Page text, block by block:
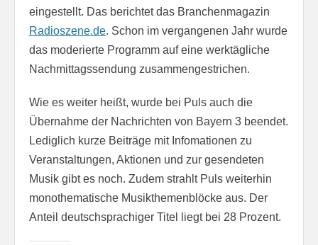
eingestellt. Das berichtet das Branchenmagazin
Radioszene.de. Schon im vergangenen Jahr wurde
das moderierte Programm auf eine werktägliche
Nachmittagssendung zusammengestrichen.
Wie es weiter heißt, wurde bei Puls auch die
Übernahme der Nachrichten von Bayern 3 beendet.
Lediglich kurze Beiträge mit Infomationen zu
Veranstaltungen, Aktionen und zur gesendeten
Musik gibt es noch. Zudem strahlt Puls weiterhin
monothematische Musikthemenblöcke aus. Der
Anteil deutschsprachiger Titel liegt bei 28 Prozent.